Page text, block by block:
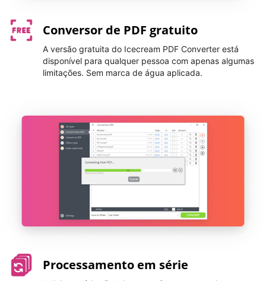
Conversor de PDF gratuito
A versão gratuita do Icecream PDF Converter está
disponível para qualquer pessoa com apenas algumas
limitações. Sem marca de água aplicada.
Processamento em série